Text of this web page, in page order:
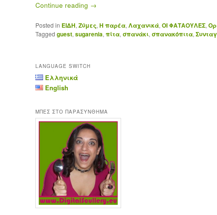
Continue reading →
Posted in ΕΙΔΗ, Ζύμες, Η παρέα, Λαχανικά, ΟΙ ΦΑΤΑΟΥΛΕΣ,
Tagged guest, sugarenia, πίτα, σπανάκι, σπανακόπιτα,
LANGUAGE SWITCH
Ελληνικά
English
ΜΠΕΣ ΣΤΟ ΠΑΡΑΣΥΝΘΗΜΑ